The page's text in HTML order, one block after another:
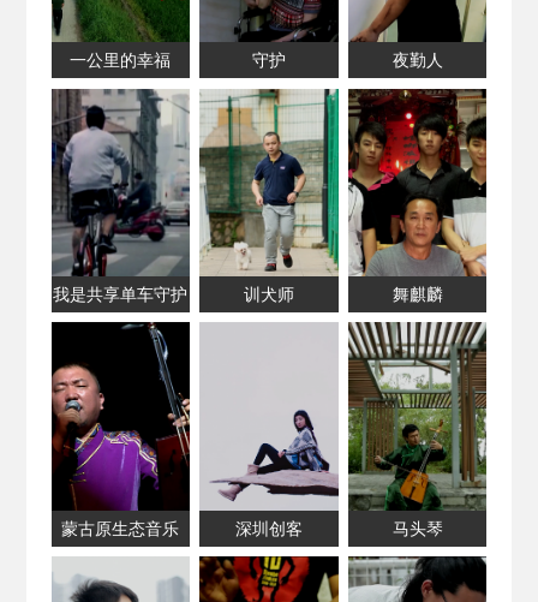
一公里的幸福 守护 夜勤人
我是共享单车守护
者
训犬师 舞麒麟
蒙古原生态音乐 深圳创客 马头琴